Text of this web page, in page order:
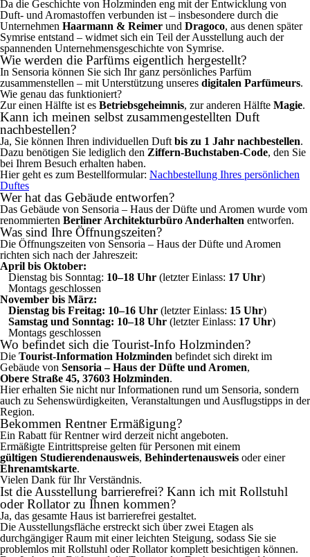
Da die Geschichte von Holzminden eng mit der Entwicklung von
Duft- und Aromastoffen verbunden ist – insbesondere durch die
Unternehmen Haarmann & Reimer und Dragoco, aus denen später
Symrise entstand – widmet sich ein Teil der Ausstellung auch der
spannenden Unternehmensgeschichte von Symrise.
Wie werden die Parfüms eigentlich hergestellt?
In Sensoria können Sie sich Ihr ganz persönliches Parfüm
zusammenstellen – mit Unterstützung unseres digitalen Parfümeurs.
Wie genau das funktioniert?
Zur einen Hälfte ist es Betriebsgeheimnis, zur anderen Hälfte Magie.
Kann ich meinen selbst zusammengestellten Duft
nachbestellen?
Ja, Sie können Ihren individuellen Duft bis zu 1 Jahr nachbestellen.
Dazu benötigen Sie lediglich den Ziffern-Buchstaben-Code, den Sie
bei Ihrem Besuch erhalten haben.
Hier geht es zum Bestellformular: Nachbestellung Ihres persönlichen
Duftes
Wer hat das Gebäude entworfen?
Das Gebäude von Sensoria – Haus der Düfte und Aromen wurde vom
renommierten Berliner Architekturbüro Anderhalten entworfen.
Was sind Ihre Öffnungszeiten?
Die Öffnungszeiten von Sensoria – Haus der Düfte und Aromen
richten sich nach der Jahreszeit:
April bis Oktober:
Dienstag bis Sonntag: 10–18 Uhr (letzter Einlass: 17 Uhr)
Montags geschlossen
November bis März:
Dienstag bis Freitag: 10–16 Uhr (letzter Einlass: 15 Uhr)
Samstag und Sonntag: 10–18 Uhr (letzter Einlass: 17 Uhr)
Montags geschlossen
Wo befindet sich die Tourist-Info Holzminden?
Die Tourist-Information Holzminden befindet sich direkt im
Gebäude von Sensoria – Haus der Düfte und Aromen,
Obere Straße 45, 37603 Holzminden.
Hier erhalten Sie nicht nur Informationen rund um Sensoria, sondern
auch zu Sehenswürdigkeiten, Veranstaltungen und Ausflugstipps in der
Region.
Bekommen Rentner Ermäßigung?
Ein Rabatt für Rentner wird derzeit nicht angeboten.
Ermäßigte Eintrittspreise gelten für Personen mit einem
gültigen Studierendenausweis, Behindertenausweis oder einer
Ehrenamtskarte.
Vielen Dank für Ihr Verständnis.
Ist die Ausstellung barrierefrei? Kann ich mit Rollstuhl
oder Rollator zu Ihnen kommen?
Ja, das gesamte Haus ist barrierefrei gestaltet.
Die Ausstellungsfläche erstreckt sich über zwei Etagen als
durchgängiger Raum mit einer leichten Steigung, sodass Sie sie
problemlos mit Rollstuhl oder Rollator komplett besichtigen können.